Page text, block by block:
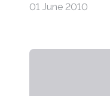
01 June 2010